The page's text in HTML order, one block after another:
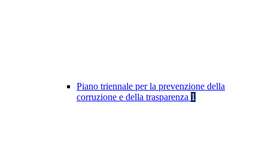
Piano triennale per la prevenzione della
corruzione e della trasparenza 1